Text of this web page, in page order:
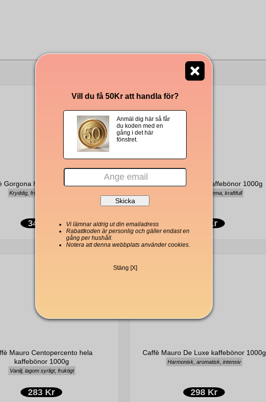
Gorgona hela kaffebönor 1000g
Kryddig, fruktig, balanserad
340 Kr
Arcaffè Margo hela kaffebönor 1000g
Chokladig, mörk crema, kraftfull
339 Kr
Mauro Centopercento hela
kaffebönor 1000g
Vanilj, lagom syrligt, fruktigt
283 Kr
Caffè Mauro De Luxe kaffebönor 1000g
Harmonisk, aromatisk, intensiv
298 Kr
Vill du få 50Kr att handla för?
Anmäl dig här så får
du koden med en
gång i det här
fönstret.
Vi lämnar aldrig ut din emailadress
Rabattkoden är personlig och gäller endast en
gång per hushåll.
Notera att denna webbplats använder cookies.
Stäng [X]